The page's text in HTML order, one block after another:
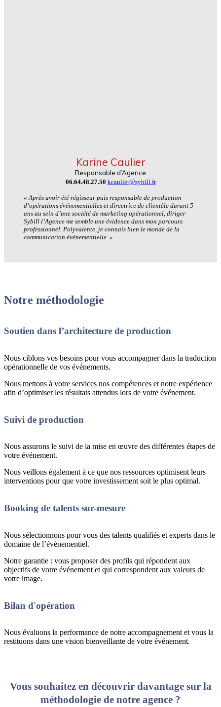
Karine Caulier
Responsable d’Agence
06.64.48.27.50 kcaulier@sybill.fr
« Après avoir été régisseur puis responsable de production
d’opérations événementielles et directrice de clientèle durant 5
ans au sein d’une société de marketing opérationnel, diriger
Sybill l’Agence me semble une évidence dans mon parcours
professionnel. Polyvalente, je connais bien le monde de la
communication événementielle. «
Notre méthodologie
Soutien dans l’architecture de production
Nous ciblons vos besoins pour vous accompagner dans la traduction
opérationnelle de vos événements.
Nous mettons à votre services nos compétences et notre expérience
afin d’optimiser les résultats attendus lors de votre événement.
Suivi de production
Nous assurons le suivi de la mise en œuvre des différentes étapes de
votre événement.
Nous veillons également à ce que nos ressources optimisent leurs
interventions pour que votre investissement soit le plus optimal.
Booking de talents sur-mesure
Nous sélectionnons pour vous des talents qualifiés et experts dans le
domaine de l’événementiel.
Notre garantie : vous proposer des profils qui répondent aux
objectifs de votre événement et qui correspondent aux valeurs de
votre image.
Bilan d'opération
Nous évaluons la performance de notre accompagnement et vous la
restituons dans une vision bienveillante de votre événement.
Vous souhaitez en découvrir davantage sur la
méthodologie de notre agence ?